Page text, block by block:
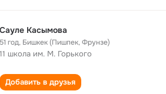
Сауле Касымова
51 год, Бишкек (Пишпек, Фрунзе)
11 школа им. М. Горького
Добавить в друзья